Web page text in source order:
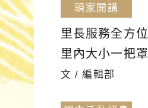
頭家開講
里長服務全方位
里內大小一把罩
文 / 編輯部